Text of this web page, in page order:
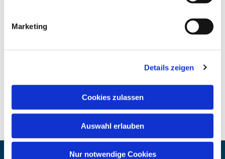
Marketing
Details zeigen
Cookies zulassen
Auswahl erlauben
Nur notwendige Cookies